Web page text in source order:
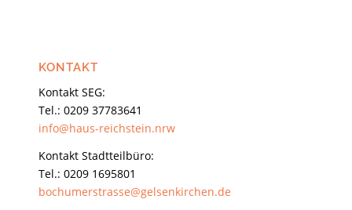
KONTAKT
Kontakt SEG:
Tel.: 0209 37783641
info@haus-reichstein.nrw
Kontakt Stadtteilbüro:
Tel.: 0209 1695801
bochumerstrasse@gelsenkirchen.de